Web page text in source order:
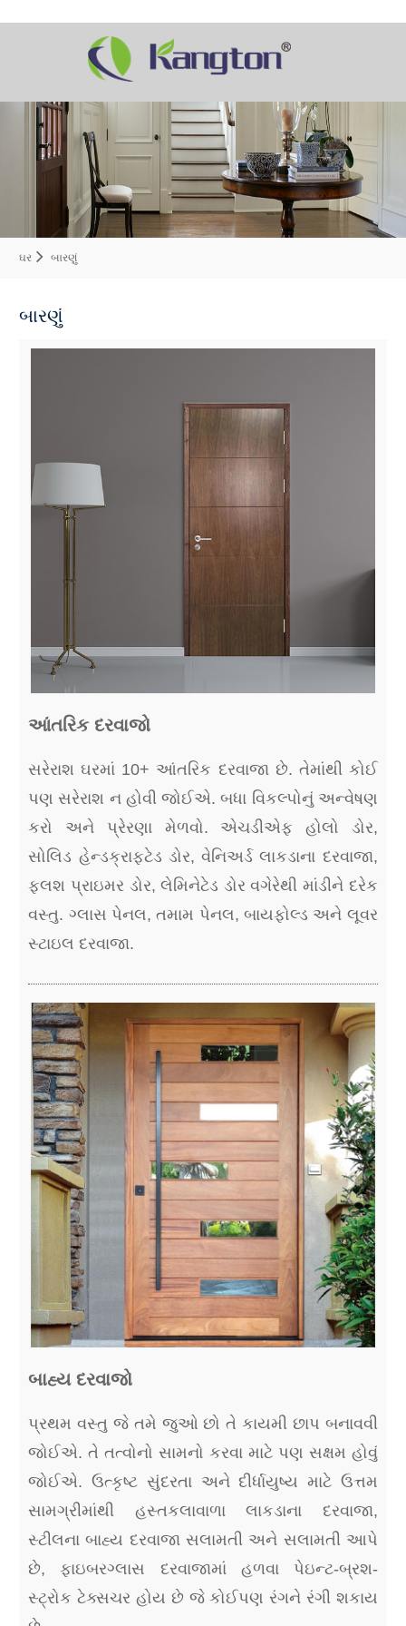
ઘર બારણું
બારણું
આંતરિક દરવાજો
સરેરાશ ઘરમાં 10+ આંતરિક દરવાજા છે. તેમાંથી કોઈ
પણ સરેરાશ ન હોવી જોઈએ. બધા વિકલ્પોનું અન્વેષણ
કરો અને પ્રેરણા મેળવો. એચડીએફ હોલો ડોર,
સોલિડ હેન્ડક્રાફ્ટેડ ડોર, વેનિઅર્ડ લાકડાના દરવાજા,
ફ્લશ પ્રાઇમર ડોર, લેમિનેટેડ ડોર વગેરેથી માંડીને દરેક
વસ્તુ. ગ્લાસ પેનલ, તમામ પેનલ, બાયફોલ્ડ અને લૂવર
સ્ટાઇલ દરવાજા.
બાહ્ય દરવાજો
પ્રથમ વસ્તુ જે તમે જુઓ છો તે કાયમી છાપ બનાવવી
જોઈએ. તે તત્વોનો સામનો કરવા માટે પણ સક્ષમ હોવું
જોઈએ. ઉત્કૃષ્ટ સુંદરતા અને દીર્ધાયુષ્ય માટે ઉત્તમ
સામગ્રીમાંથી હસ્તકલાવાળા લાકડાના દરવાજા,
સ્ટીલના બાહ્ય દરવાજા સલામતી અને સલામતી આપે
છે, ફાઇબરગ્લાસ દરવાજામાં હળવા પેઇન્ટ-બ્રશ-
સ્ટ્રોક ટેક્સચર હોય છે જે કોઈપણ રંગને રંગી શકાય